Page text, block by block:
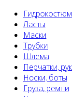
Ласты
Маски
Трубки
Шлема
Перчатки,
Носки, боты
Груза, ремни